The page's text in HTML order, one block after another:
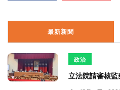
最新新聞
政治
立法院請審核